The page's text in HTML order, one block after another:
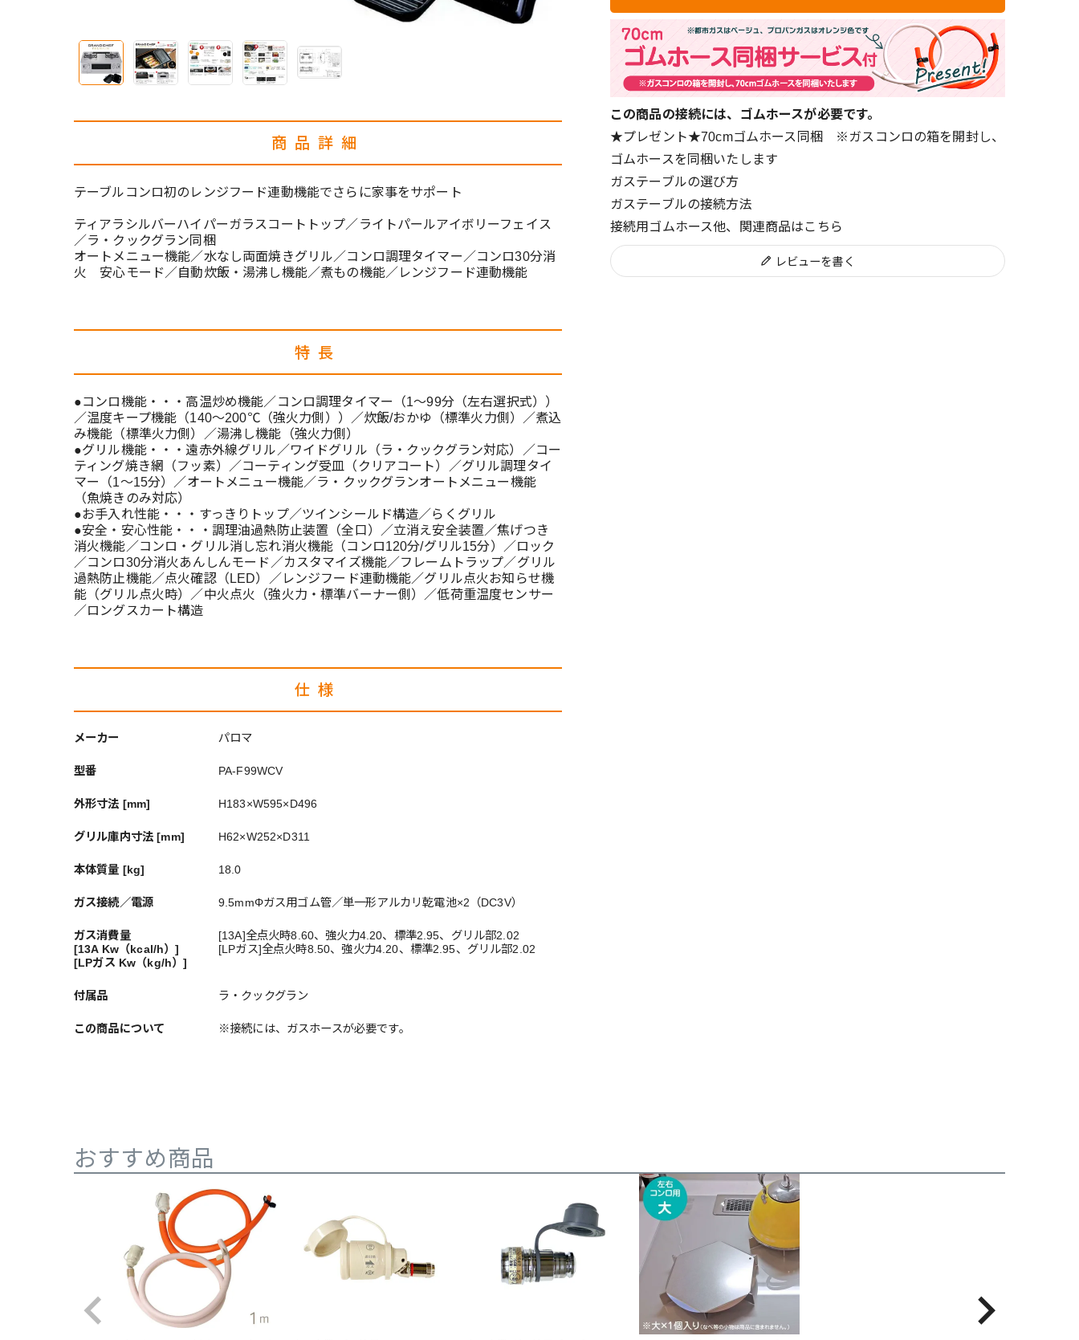
商品詳細
テーブルコンロ初のレンジフード連動機能でさらに家事をサポート
ティアラシルバーハイパーガラスコートトップ／ライトパールアイボリーフェイス
／ラ・クックグラン同梱
オートメニュー機能／水なし両面焼きグリル／コンロ調理タイマー／コンロ30分消
火 安心モード／自動炊飯・湯沸し機能／煮もの機能／レンジフード連動機能
特長
●コンロ機能・・・高温炒め機能／コンロ調理タイマー（1～99分（左右選択式））
／温度キープ機能（140～200℃（強火力側））／炊飯/おかゆ（標準火力側）／煮込
み機能（標準火力側）／湯沸し機能（強火力側）
●グリル機能・・・遠赤外線グリル／ワイドグリル（ラ・クックグラン対応）／コー
ティング焼き網（フッ素）／コーティング受皿（クリアコート）／グリル調理タイ
マー（1～15分）／オートメニュー機能／ラ・クックグランオートメニュー機能
（魚焼きのみ対応）
●お手入れ性能・・・すっきりトップ／ツインシールド構造／らくグリル
●安全・安心性能・・・調理油過熱防止装置（全口）／立消え安全装置／焦げつき
消火機能／コンロ・グリル消し忘れ消火機能（コンロ120分/グリル15分）／ロック
／コンロ30分消火あんしんモード／カスタマイズ機能／フレームトラップ／グリル
過熱防止機能／点火確認（LED）／レンジフード連動機能／グリル点火お知らせ機
能（グリル点火時）／中火点火（強火力・標準バーナー側）／低荷重温度センサー
／ロングスカート構造
仕様
メーカー パロマ
型番 PA-F99WCV
外形寸法 [mm] H183×W595×D496
グリル庫内寸法 [mm] H62×W252×D311
本体質量 [kg] 18.0
ガス接続／電源 9.5mmΦガス用ゴム管／単一形アルカリ乾電池×2（DC3V）
ガス消費量
[13A Kw（kcal/h）]
[LPガス Kw（kg/h）]
[13A]全点火時8.60、強火力4.20、標準2.95、グリル部2.02
[LPガス]全点火時8.50、強火力4.20、標準2.95、グリル部2.02
付属品 ラ・クックグラン
この商品について ※接続には、ガスホースが必要です。
この商品の接続には、ゴムホースが必要です。
★プレゼント★70cmゴムホース同梱 ※ガスコンロの箱を開封し、
ゴムホースを同梱いたします
ガステーブルの選び方
ガステーブルの接続方法
接続用ゴムホース他、関連商品はこちら
レビューを書く
おすすめ商品